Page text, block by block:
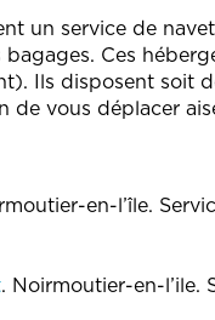
un service de
Ces
Ils disposent soit
vous déplacer
en-l’île.
. Noirmoutier-en-l’ile.